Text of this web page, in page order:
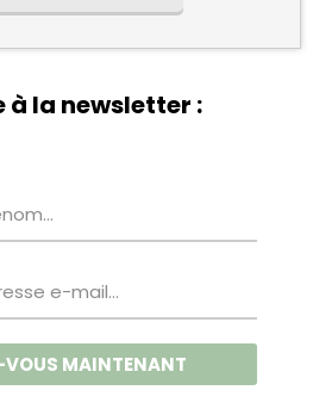
à la newsletter :